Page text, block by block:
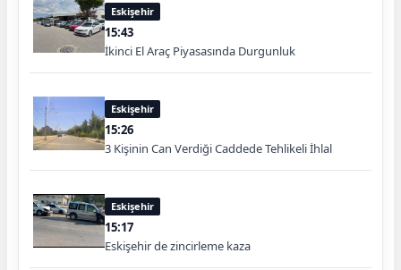
Eskişehir
15:43
İkinci El Araç Piyasasında Durgunluk
Eskişehir
15:26
3 Kişinin Can Verdiği Caddede Tehlikeli İhlal
Eskişehir
15:17
Eskişehir de zincirleme kaza